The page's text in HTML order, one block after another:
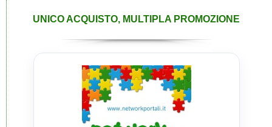
UNICO ACQUISTO, MULTIPLA PROMOZIONE